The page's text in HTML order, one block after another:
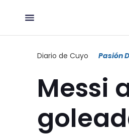
Diario de Cuyo Pasión
Messi